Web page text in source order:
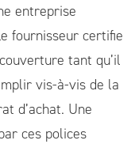
entreprise
fournisseur certifie
tant qu’il
vis-à-vis de la
d’achat. Une
ces polices